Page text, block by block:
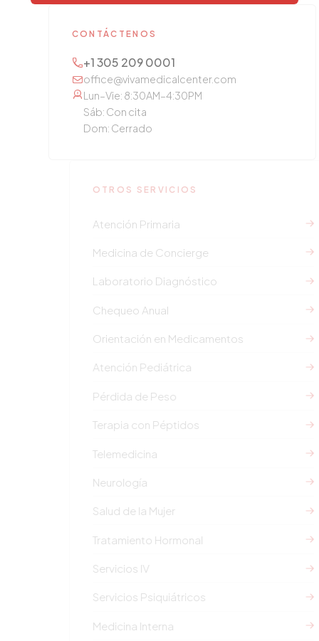
CONTÁCTENOS
+1 305 209 0001
office@vivamedicalcenter.com
Lun–Vie: 8:30AM–4:30PM
Sáb: Con cita
Dom: Cerrado
OTROS SERVICIOS
Atención Primaria
Medicina de Concierge
Laboratorio Diagnóstico
Chequeo Anual
Orientación en Medicamentos
Atención Pediátrica
Pérdida de Peso
Terapia con Péptidos
Telemedicina
Neurología
Salud de la Mujer
Tratamiento Hormonal
Servicios IV
Servicios Psiquiátricos
Medicina Interna